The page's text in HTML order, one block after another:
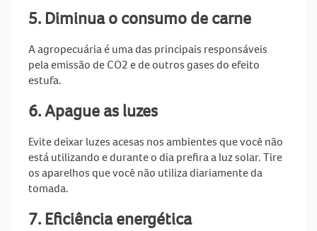
5. Diminua o consumo de carne
A agropecuária é uma das principais responsáveis
pela emissão de CO2 e de outros gases do efeito
estufa.
6. Apague as luzes
Evite deixar luzes acesas nos ambientes que você não
está utilizando e durante o dia prefira a luz solar. Tire
os aparelhos que você não utiliza diariamente da
tomada.
7. Eficiência energética